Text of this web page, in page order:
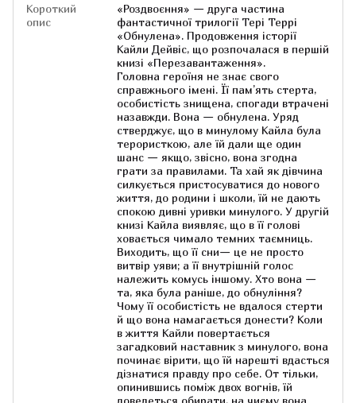
Короткий
опис
«Роздвоєння» — друга частина
фантастичної трилогії Тері Террі
«Обнулена». Продовження історії
Кайли Дейвіс, що розпочалася в першій
книзі «Перезавантаження».
Головна героїня не знає свого
справжнього імені. Її пам’ять стерта,
особистість знищена, спогади втрачені
назавжди. Вона — обнулена. Уряд
стверджує, що в минулому Кайла була
терористкою, але їй дали ще один
шанс — якщо, звісно, вона згодна
грати за правилами. Та хай як дівчина
силкується пристосуватися до нового
життя, до родини і школи, їй не дають
спокою дивні уривки минулого. У другій
книзі Кайла виявляє, що в її голові
ховається чимало темних таємниць.
Виходить, що її сни— це не просто
витвір уяви; а її внутрішній голос
належить комусь іншому. Хто вона —
та, яка була раніше, до обнуління?
Чому її особистість не вдалося стерти
й що вона намагається донести? Коли
в життя Кайли повертається
загадковий наставник з минулого, вона
починає вірити, що їй нарешті вдасться
дізнатися правду про себе. От тільки,
опинившись поміж двох вогнів, їй
доведеться обирати, на чиєму вона